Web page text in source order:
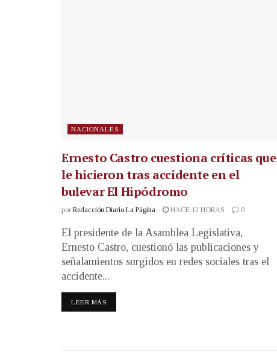
NACIONALES
Ernesto Castro cuestiona críticas que
le hicieron tras accidente en el
bulevar El Hipódromo
por Redacción Diario La Página HACE 12 HORAS 0
El presidente de la Asamblea Legislativa,
Ernesto Castro, cuestionó las publicaciones y
señalamientos surgidos en redes sociales tras el
accidente...
LEER MÁS